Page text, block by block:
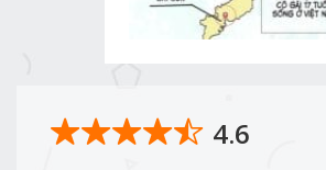
4.6